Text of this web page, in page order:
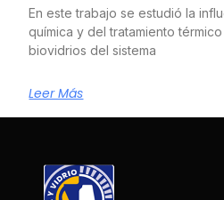
En este trabajo se estudió la
química y del tratamiento
biovidrios del sistema
Leer Más